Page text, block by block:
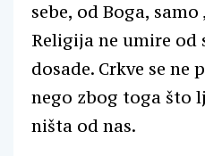
sebe, od Boga,
Religija ne umire od
dosade. Crkve se ne
nego zbog toga što
ništa od nas.